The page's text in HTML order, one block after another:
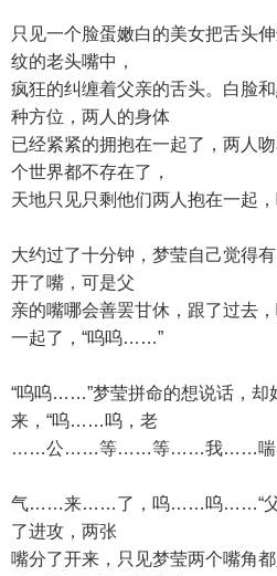
只见一个脸蛋嫩白的美女把舌头
纹的老头嘴中，
疯狂的纠缠着父亲的舌头。白脸
种方位，两人的身体
已经紧紧的拥抱在一起了，两人
个世界都不存在了，
天地只见只剩他们两人抱在一起
大约过了十分钟，梦莹自己觉得
开了嘴，可是父
亲的嘴哪会善罢甘休，跟了过去
一起了，“呜呜……”
“呜呜……”梦莹拼命的想说话，却
来，“呜……呜，老
……公……等……等……我……
气……来……了，呜……呜……“父
了进攻，两张
嘴分了开来，只见梦莹两个嘴角